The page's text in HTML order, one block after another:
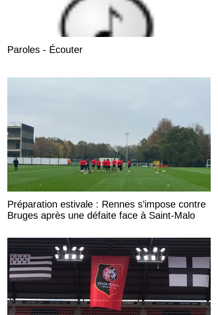
Paroles - Écouter
Préparation estivale : Rennes s’impose contre
Bruges après une défaite face à Saint-Malo